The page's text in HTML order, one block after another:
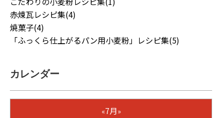
赤煉瓦レシピ集(4)
焼菓子(4)
「ふっくら仕上がるパン用小麦粉」レシピ集(5)
カレンダー
«7月»